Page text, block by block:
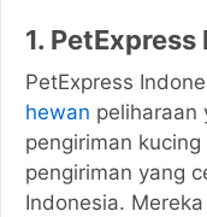
1.
PetExpress
hewan peliharaan
pengiriman
pengiriman yang
Indonesia.